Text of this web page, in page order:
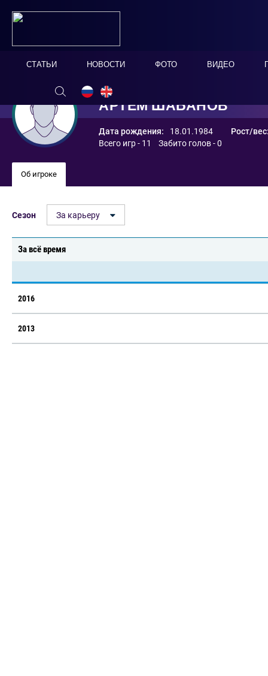
СТАТЬИ НОВОСТИ ФОТО ВИДЕО
АРТЕМ ШАБАНОВ
Дата рождения: 18.01.1984
Рост/
Всего игр - 11 Забито голов - 0
Об игроке
Сезон За карьеру
За всё время
2016
2013